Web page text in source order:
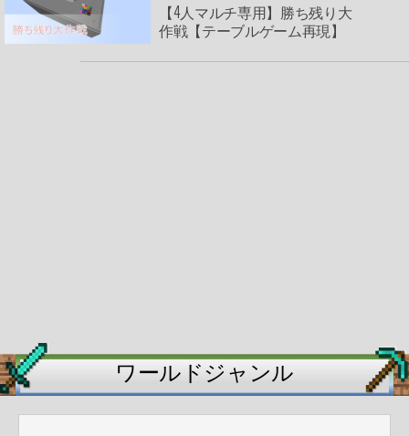
【4人マルチ専用】勝ち残り大
作戦【テーブルゲーム再現】
ワールドジャンル